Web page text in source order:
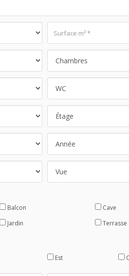
Balcon
Cave
Jardin Terrasse
Est